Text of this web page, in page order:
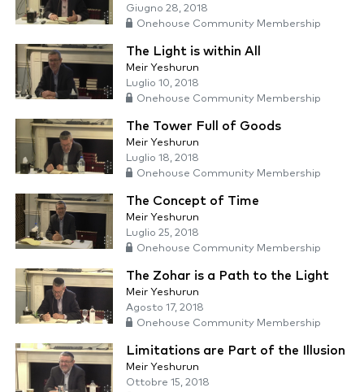
Giugno 28, 2018
Onehouse Community Membership
The Light is within All
Meir Yeshurun
Luglio 10, 2018
Onehouse Community Membership
The Tower Full of Goods
Meir Yeshurun
Luglio 18, 2018
Onehouse Community Membership
The Concept of Time
Meir Yeshurun
Luglio 25, 2018
Onehouse Community Membership
The Zohar is a Path to the Light
Meir Yeshurun
Agosto 17, 2018
Onehouse Community Membership
Limitations are Part of the Illusion
Meir Yeshurun
Ottobre 15, 2018